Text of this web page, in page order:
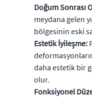
Doğum Sonrası
meydana gelen
bölgesinin eski
Estetik İyileşme:
daha estetik bir
olur.
Fonksiyonel